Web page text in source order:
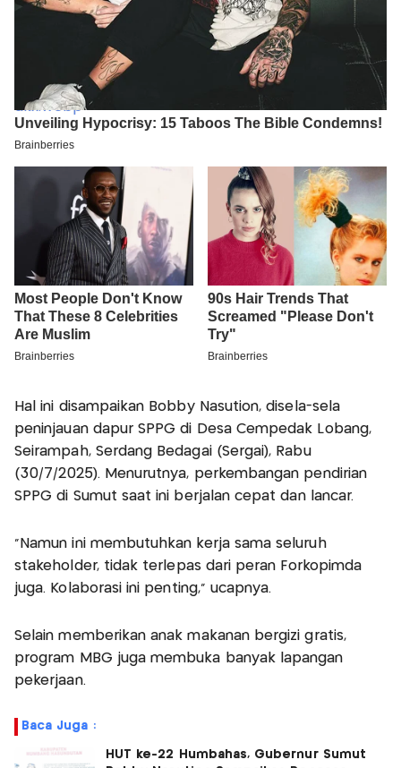
Hal ini disampaikan Bobby Nasution, disela-sela
peninjauan dapur SPPG di Desa Cempedak Lobang,
Seirampah, Serdang Bedagai (Sergai), Rabu
(30/7/2025). Menurutnya, perkembangan pendirian
SPPG di Sumut saat ini berjalan cepat dan lancar.
“Namun ini membutuhkan kerja sama seluruh
stakeholder, tidak terlepas dari peran Forkopimda
juga. Kolaborasi ini penting,” ucapnya.
Selain memberikan anak makanan bergizi gratis,
program MBG juga membuka banyak lapangan
pekerjaan.
Baca Juga :
HUT ke-22 Humbahas, Gubernur Sumut